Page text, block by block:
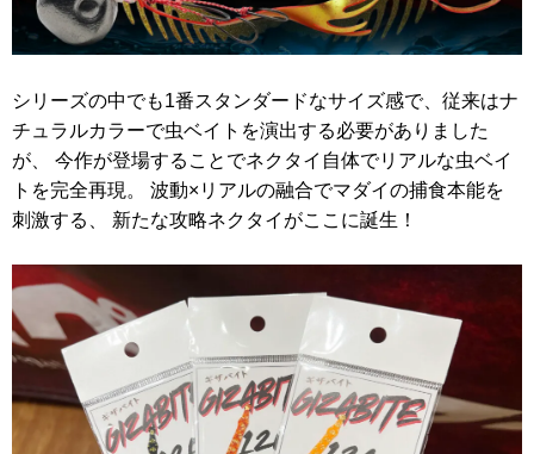
シリーズの中でも1番スタンダードなサイズ感で、従来はナ
チュラルカラーで虫ベイトを演出する必要がありました
が、 今作が登場することでネクタイ自体でリアルな虫ベイ
トを完全再現。 波動×リアルの融合でマダイの捕食本能を
刺激する、 新たな攻略ネクタイがここに誕生！